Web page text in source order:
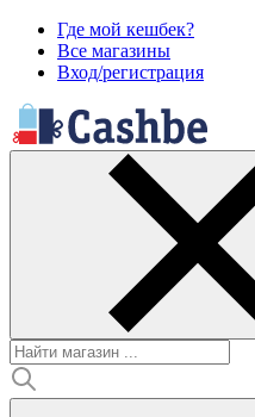
Где мой кешбек?
Все магазины
Вход/регистрация